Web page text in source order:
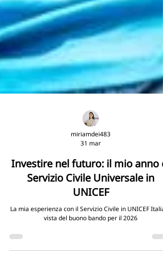
miriamdei483
31 mar
Investire nel futuro: il mio anno di
Servizio Civile Universale in
UNICEF